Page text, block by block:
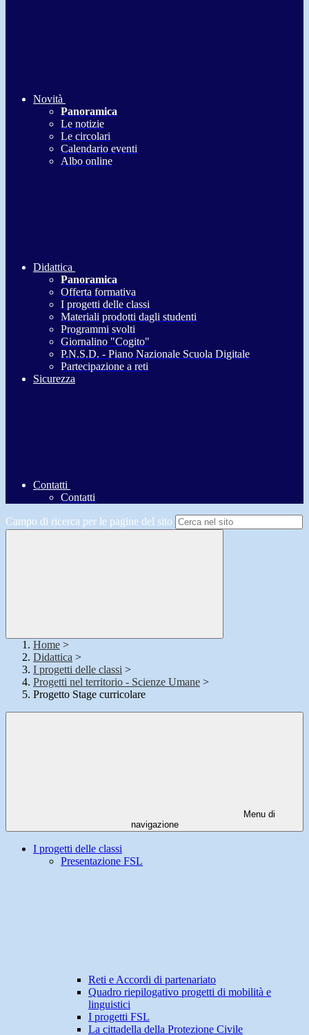
Novità
Panoramica
Le notizie
Le circolari
Calendario eventi
Albo online
Didattica
Panoramica
Offerta formativa
I progetti delle classi
Materiali prodotti dagli studenti
Programmi svolti
Giornalino "Cogito"
P.N.S.D. - Piano Nazionale Scuola Digitale
Partecipazione a reti
Sicurezza
Contatti
Contatti
Campo di ricerca per le pagine del sito
Home >
Didattica >
I progetti delle classi >
Progetti nel territorio - Scienze Umane >
Progetto Stage curricolare
Menu di
navigazione
I progetti delle classi
Presentazione FSL
Reti e Accordi di partenariato
Quadro riepilogativo progetti di mobilità e
linguistici
I progetti FSL
La cittadella della Protezione Civile